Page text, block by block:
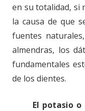
en su totalidad, si
la causa de que
fuentes
almendras, los
fundamentales
de los dientes.
El potasio o